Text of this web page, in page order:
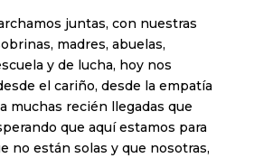
juntas, con nuestras
madres, abuelas,
y de lucha, hoy nos
el cariño, desde la empatía
muchas recién llegadas que
que aquí estamos para
no están solas y que nosotras,